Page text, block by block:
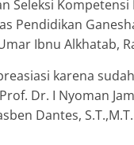
Seleksi
Pendidikan
Ibnu Alkhatab,
karena
Dr. I Nyoman
Dantes,